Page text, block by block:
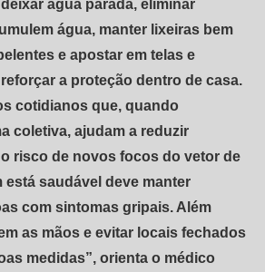
água parada, eliminar
água, manter lixeiras bem
e apostar em telas e
a proteção dentro de casa.
cotidianos que, quando
coletiva, ajudam a reduzir
risco de novos focos do vetor de
está saudável deve manter
com sintomas gripais. Além
as mãos e evitar locais fechados
medidas”, orienta o médico